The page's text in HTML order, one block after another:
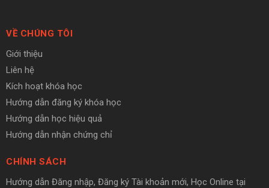
VỀ CHÚNG TÔI
Giới thiệu
Liên hệ
Kích hoạt khóa học
Hướng dẫn đăng ký khóa học
Hướng dẫn học hiệu quả
Hướng dẫn nhận chứng chỉ
CHÍNH SÁCH
Hướng dẫn Đăng nhập, Đăng ký Tài khoản mới, Học Online tại